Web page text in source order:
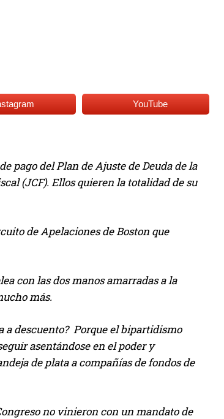
YouTube
pago del Plan de Ajuste de Deuda de la
(JCF). Ellos quieren la totalidad de su
de Apelaciones de Boston que
con las dos manos amarradas a la
más.
a descuento? Porque el bipartidismo
asentándose en el poder y
de plata a compañías de fondos de
no vinieron con un mandato de